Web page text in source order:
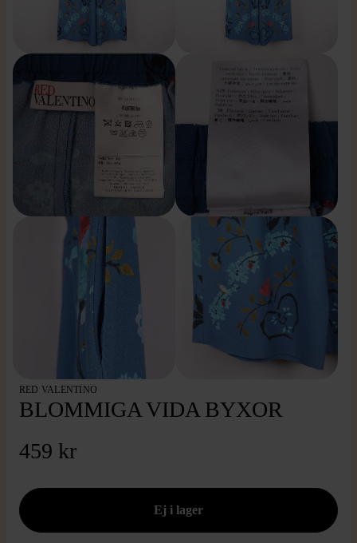
RED VALENTINO
BLOMMIGA VIDA BYXOR
459 kr